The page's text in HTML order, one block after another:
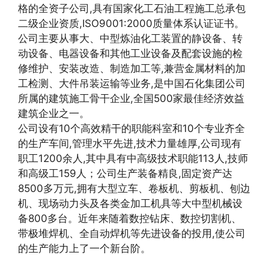
格的全资子公司,具有国家化工石油工程施工总承包
二级企业资质,ISO9001:2000质量体系认证证书。
公司主要从事大、中型炼油化工装置的静设备、转
动设备、电器设备和其他工业设备及配套设施的检
修维护、安装改造、制造加工等,兼营金属材料的加
工检测、大件吊装运输等业务,是中国石化集团公司
所属的建筑施工骨干企业,全国500家最佳经济效益
建筑企业之一。
公司设有10个高效精干的职能科室和10个专业齐全
的生产车间,管理水平先进,技术力量雄厚,公司现有
职工1200余人,其中具有中高级技术职能113人,技师
和高级工159人；公司生产装备精良,固定资产达
8500多万元,拥有大型立车、卷板机、剪板机、刨边
机、现场动力头及各类金加工机具等大中型机械设
备800多台。近年来随着数控钻床、数控切割机、
带极堆焊机、全自动焊机等先进设备的投用,使公司
的生产能力上了一个新台阶。